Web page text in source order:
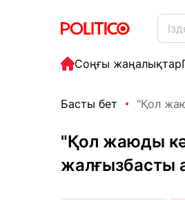
Соңғы жаңалықтар
Басты бет "Қол
"Қол жаюды
жалғызбасты